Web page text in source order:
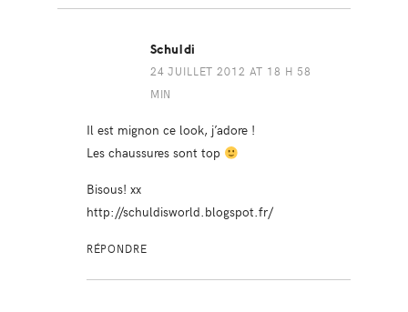
Schuldi
24 JUILLET 2012 AT 18 H 58
MIN
Il est mignon ce look, j’adore !
Les chaussures sont top
Bisous! xx
http://schuldisworld.blogspot.fr/
RÉPONDRE